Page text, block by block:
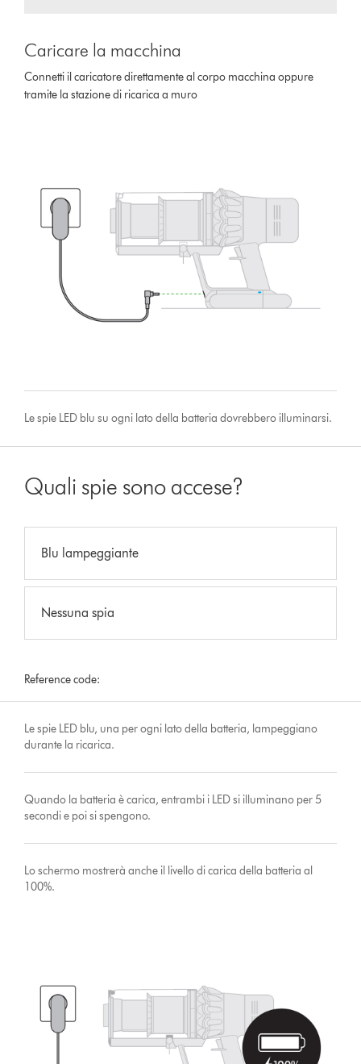
Caricare la macchina
Connetti il caricatore direttamente al corpo macchina oppure
tramite la stazione di ricarica a muro
Le spie LED blu su ogni lato della batteria dovrebbero illuminarsi.
Quali spie sono accese?
Blu lampeggiante
Nessuna spia
Reference code:
Le spie LED blu, una per ogni lato della batteria, lampeggiano
durante la ricarica.
Quando la batteria è carica, entrambi i LED si illuminano per 5
secondi e poi si spengono.
Lo schermo mostrerà anche il livello di carica della batteria al
100%.